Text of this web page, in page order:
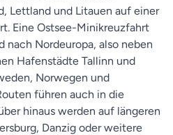
Lettland und Litauen auf einer
Eine Ostsee-Minikreuzfahrt
nach Nordeuropa, also neben
Hafenstädte Tallinn und
Norwegen und
führen auch in die
hinaus werden auf längeren
Danzig oder weitere